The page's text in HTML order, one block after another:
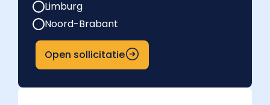
Limburg
Noord-Brabant
Open sollicitatie